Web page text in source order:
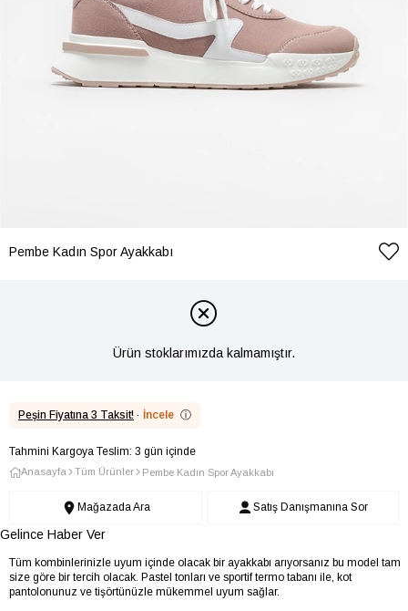
Pembe Kadın Spor Ayakkabı
Ürün stoklarımızda kalmamıştır.
Peşin Fiyatına 3 Taksit! · İncele ⓘ
Tahmini Kargoya Teslim: 3 gün içinde
Anasayfa Tüm Ürünler Pembe Kadın Spor Ayakkabı
Mağazada Ara Satış Danışmanına Sor
Gelince Haber Ver
Tüm kombinlerinizle uyum içinde olacak bir ayakkabı arıyorsanız bu model tam
size göre bir tercih olacak. Pastel tonları ve sportif termo tabanı ile, kot
pantolonunuz ve tişörtünüzle mükemmel uyum sağlar.